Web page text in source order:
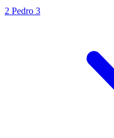
2 Pedro 3